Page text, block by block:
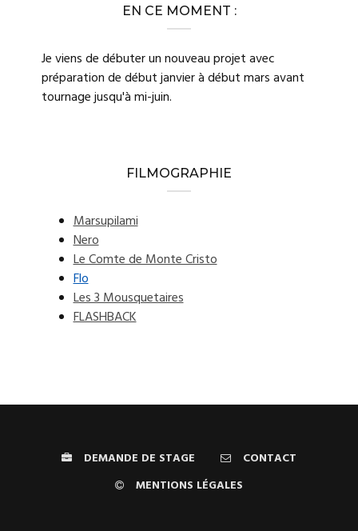
EN CE MOMENT :
Je viens de débuter un nouveau projet avec
préparation de début janvier à début mars avant
tournage jusqu'à mi-juin.
FILMOGRAPHIE
Marsupilami
Nero
Le Comte de Monte Cristo
Flo
Les 3 Mousquetaires
FLASHBACK
DEMANDE DE STAGE
CONTACT
MENTIONS LÉGALES